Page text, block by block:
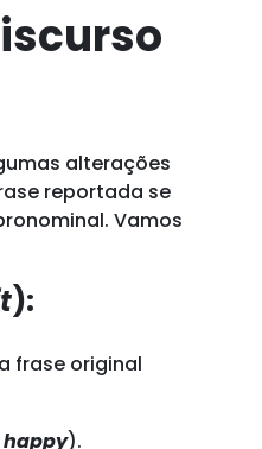
alterações
reportada se
Vamos
):
frase original
happy).